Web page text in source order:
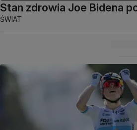
Stan zdrowia Joe Bidena
ŚWIAT